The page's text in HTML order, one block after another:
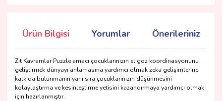
Ürün Bilgisi Yorumlar Önerileriniz
Zıt Kavramlar Puzzle amacı çocuklarınızın el göz koordinasyonunu
geliştirmek dünyayı anlamasına yardımcı olmak zeka gelişimlerine
katkıda bulunmanın yanı sıra çocuklarınızın düşünmesini
kolaylaştırma ve kesinleştirme yetisini kazandırmaya yardımcı olmak
için hazırlanmıştır.